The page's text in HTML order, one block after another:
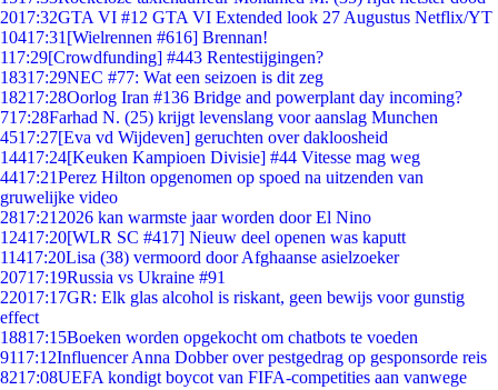
2017:32GTA VI #12 GTA VI Extended look 27 Augustus Netflix/YT
10417:31 [Wielrennen #616] Brennan!
117:29[Crowdfunding] #443 Rentestijgingen?
18317:29NEC #77: Wat een seizoen is dit zeg
18217:28Oorlog Iran #136 Bridge and powerplant day incoming?
717:28Farhad N. (25) krijgt levenslang voor aanslag Munchen
4517:27[Eva vd Wijdeven] geruchten over dakloosheid
14417:24[Keuken Kampioen Divisie] #44 Vitesse mag weg
4417:21Perez Hilton opgenomen op spoed na uitzenden van
gruwelijke video
2817:21 2026 kan warmste jaar worden door El Nino
12417:20[WLR SC #417] Nieuw deel openen was kaputt
11417:20Lisa (38) vermoord door Afghaanse asielzoeker
20717:19Russia vs Ukraine #91
22017:17GR: Elk glas alcohol is riskant, geen bewijs voor gunstig
effect
18817:15Boeken worden opgekocht om chatbots te voeden
9117:12Influencer Anna Dobber over pestgedrag op gesponsorde reis
8217:08UEFA kondigt boycot van FIFA-competities aan vanwege